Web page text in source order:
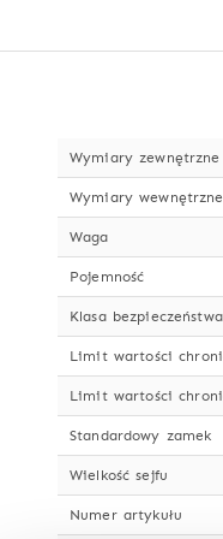
Wymiary zewnętrzne
Wymiary
Waga
Pojemność
Klasa bezpieczeństwa
Limit wartości
Limit wartości
Standardowy zamek
Wielkość sejfu
Numer artykułu